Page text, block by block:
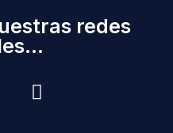
redes